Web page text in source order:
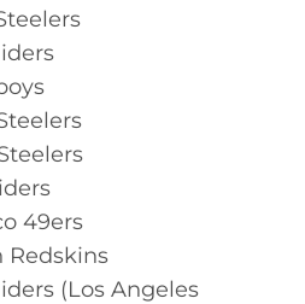
49ers
Redskins
(Los Angeles